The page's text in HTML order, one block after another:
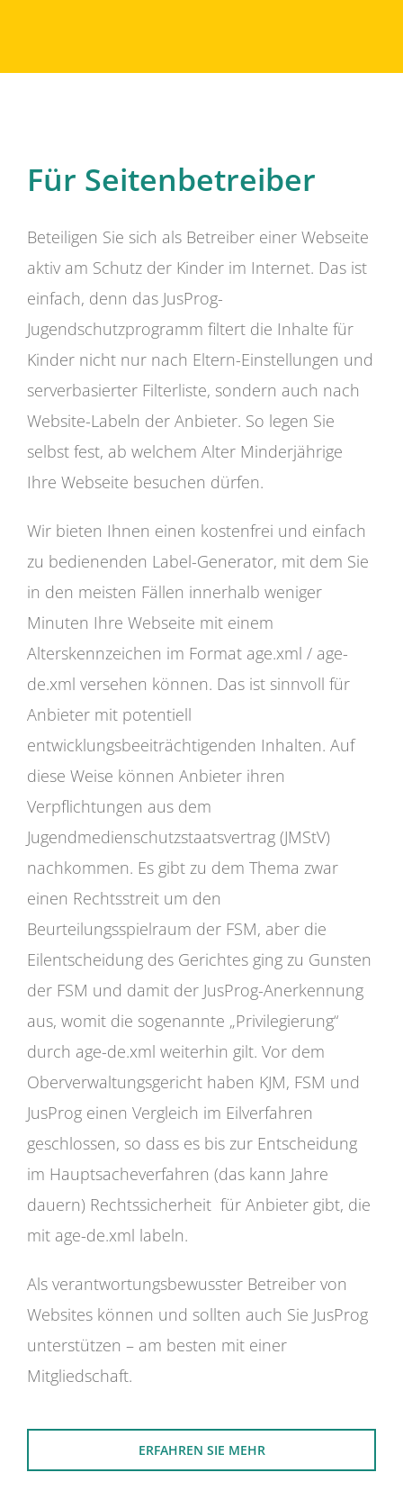
Für Seitenbetreiber
Beteiligen Sie sich als Betreiber einer Webseite
aktiv am Schutz der Kinder im Internet. Das ist
einfach, denn das JusProg-
Jugendschutzprogramm filtert die Inhalte für
Kinder nicht nur nach Eltern-Einstellungen und
serverbasierter Filterliste, sondern auch nach
Website-Labeln der Anbieter. So legen Sie
selbst fest, ab welchem Alter Minderjährige
Ihre Webseite besuchen dürfen.
Wir bieten Ihnen einen kostenfrei und einfach
zu bedienenden Label-Generator, mit dem Sie
in den meisten Fällen innerhalb weniger
Minuten Ihre Webseite mit einem
Alterskennzeichen im Format age.xml / age-
de.xml versehen können. Das ist sinnvoll für
Anbieter mit potentiell
entwicklungsbeeiträchtigenden Inhalten. Auf
diese Weise können Anbieter ihren
Verpflichtungen aus dem
Jugendmedienschutzstaatsvertrag (JMStV)
nachkommen. Es gibt zu dem Thema zwar
einen Rechtsstreit um den
Beurteilungsspielraum der FSM, aber die
Eilentscheidung des Gerichtes ging zu Gunsten
der FSM und damit der JusProg-Anerkennung
aus, womit die sogenannte „Privilegierung“
durch age-de.xml weiterhin gilt. Vor dem
Oberverwaltungsgericht haben KJM, FSM und
JusProg einen Vergleich im Eilverfahren
geschlossen, so dass es bis zur Entscheidung
im Hauptsacheverfahren (das kann Jahre
dauern) Rechtssicherheit für Anbieter gibt, die
mit age-de.xml labeln.
Als verantwortungsbewusster Betreiber von
Websites können und sollten auch Sie JusProg
unterstützen – am besten mit einer
Mitgliedschaft.
ERFAHREN SIE MEHR